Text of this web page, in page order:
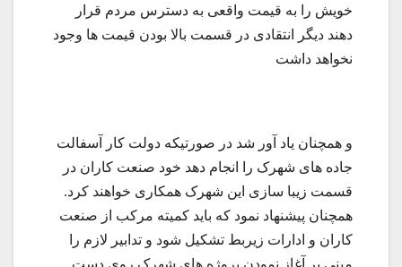
خویش را به قیمت واقعی به دسترس مردم قرار
دهند دیگر انتقادی در قسمت بالا بودن قیمت ها وجود
نخواهد داشت
و همچنان یاد آور شد در صورتیکه دولت کار آسفالت
جاده های شهرک را انجام دهد خود صنعت کاران در
قسمت زیبا سازی این شهرک همکاری خواهند کرد.
همچنان پیشنهاد نمود که باید کمیته مرکب از صنعت
کاران و ادارات زیربط تشکیل شود و تدابیر لازم را
مبنی بر آغاز نمودن پروژه های شهرک روی دست